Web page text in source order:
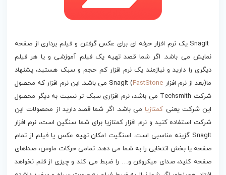
SnagIt یک نرم افزار حرفه ای برای عکس گرفتن و فیلم برداری از صفحه
نمایش می باشد. اگر شما قصد تهیه یک فیلم آموزشی و یا هر فیلم
دیگری را دارید و نیازمند یک نرم افزار کم حجم و سبک هستید، پشنهاد
ما(بعد از نرم افزار FastStone
) SnagIt می باشد. این نرم افزار که محصول
شرکت Techsmith می باشد، نرم افزاری سبک تر نسبت به دیگر محصول
این شرکت یعنی کمتازیا می باشد. اگر شما قصد دارید از محصولات این
شرکت استفاده کنید و نرم افزار کمتازیا برای شما سنگین است، نرم افزار
SnagIt گزینه مناسبی است. اسنگیت امکان تهیه عکس یا فیلم از تمام
صفحه یا بخش انتخابی را به شما می دهد. تمامی حرکات ماوس، صداهای
صفحه کلید، صدای میکروفن و… را ضبط می کند و چیزی از قلم نخواهد